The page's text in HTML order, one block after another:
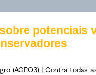
potenciais
(AGRO3) | Contra todas